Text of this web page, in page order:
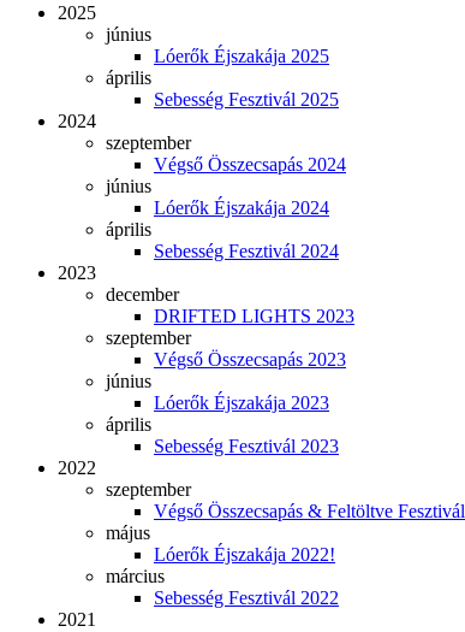
2025
június
Lóerők Éjszakája 2025
április
Sebesség Fesztivál 2025
2024
szeptember
Végső Összecsapás 2024
június
Lóerők Éjszakája 2024
április
Sebesség Fesztivál 2024
2023
december
DRIFTED LIGHTS 2023
szeptember
Végső Összecsapás 2023
június
Lóerők Éjszakája 2023
április
Sebesség Fesztivál 2023
2022
szeptember
Végső Összecsapás & Feltöltve Fesztivál
május
Lóerők Éjszakája 2022!
március
Sebesség Fesztivál 2022
2021